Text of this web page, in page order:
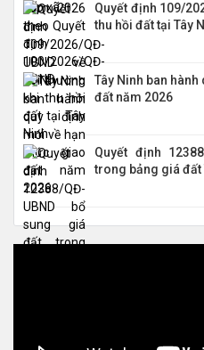
Quyết định 109/
thu hồi đất tại Tây
Tây Ninh ban
đất năm 2026
Quyết định
trong bảng giá đất